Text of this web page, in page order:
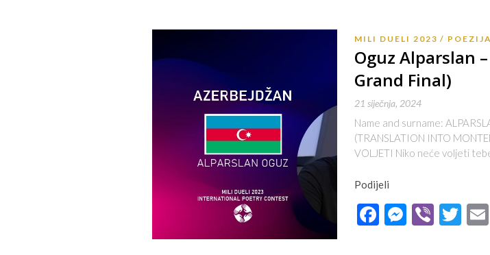
MILI DUELI 2023 POEZIJA
Oguz Alparslan
Grand Final)
21 siječnja, 2024
Name and surname:
(TRANSLATION INTO
VOLJETI Niko neće voljeti
Podijeli
Facebook
Viber